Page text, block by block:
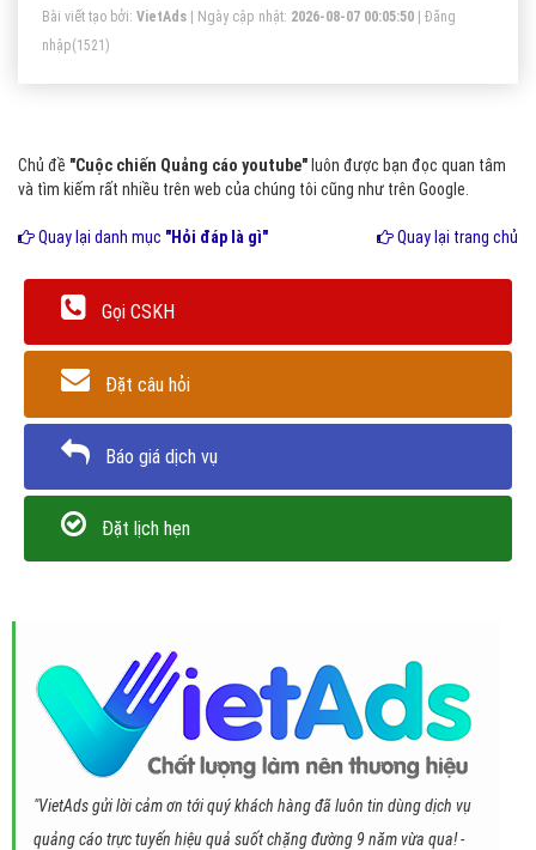
Bài viết tạo bởi: VietAds | Ngày cập nhật: 2026-08-07 00:05:50
Đăng
nhập(1521)
Chủ đề "Cuộc chiến Quảng cáo youtube" luôn được bạn đọc quan tâm
và tìm kiếm rất nhiều trên web của chúng tôi cũng như trên Google.
Quay lại danh mục "Hỏi đáp là gì" Quay lại trang chủ
Gọi CSKH
Đặt câu hỏi
Báo giá dịch vụ
Đặt lịch hẹn
"VietAds gửi lời cảm ơn tới quý khách hàng đã luôn tin dùng dịch vụ
quảng cáo trực tuyến hiệu quả suốt chặng đường 9 năm vừa qua! -